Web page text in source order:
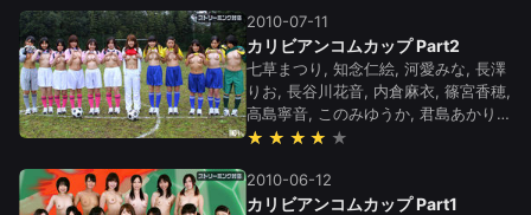
2010-07-11
カリビアンコムカップ Part2
七草まつり, 知念仁絵, 河愛みな, 長澤
りお, 長谷川花音, 内倉麻衣, 篠宮香穂,
高島寧音, このみゆうか, 君島あかり,
関口真琴, 宮下ちはる, 南野リカ
★★★★
2010-06-12
カリビアンコムカップ Part1